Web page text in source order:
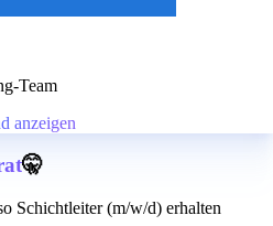
Team
anzeigen
🤫
Schichtleiter (m/w/d) erhalten